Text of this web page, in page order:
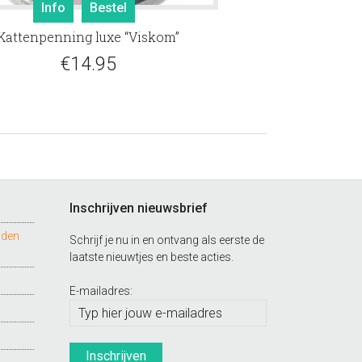
Info Bestel
luxe “Viskom”
€14.95
Inschrijven nieuwsbrief
Schrijf je nu in en ontvang als eerste de
laatste nieuwtjes en beste acties.
E-mailadres: